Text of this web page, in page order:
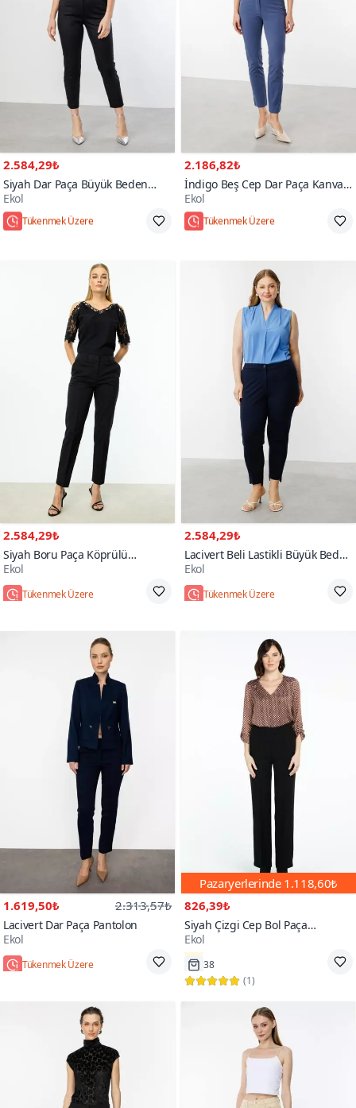
2.584,29₺
Siyah Dar Paça Büyük Beden
Pantolon
Ekol
Tükenmek Üzere
2.186,82₺
İndigo Beş Cep Dar Paça Kanvas
Pantolon
Ekol
Tükenmek Üzere
2.584,29₺
Siyah Boru Paça Köprülü
Pantolon
Ekol
Tükenmek Üzere
2.584,29₺
Lacivert Beli Lastikli Büyük Beden
Pantolon
Ekol
Tükenmek Üzere
1.619,50₺ 2.313,57₺
Lacivert Dar Paça Pantolon
Ekol
Tükenmek Üzere
Pazaryerlerinde 1.118,60₺
826,39₺
Siyah Çizgi Cep Bol Paça
Pantolon
Ekol
38
(1)